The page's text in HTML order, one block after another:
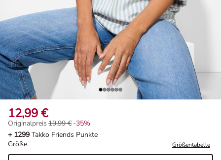
12,99 €
Originalpreis 19,99 €, Rabat -35%
Originalpreis 19,99 € -35%
+ 1299 Takko Friends Punkte
Größe
Größentabelle